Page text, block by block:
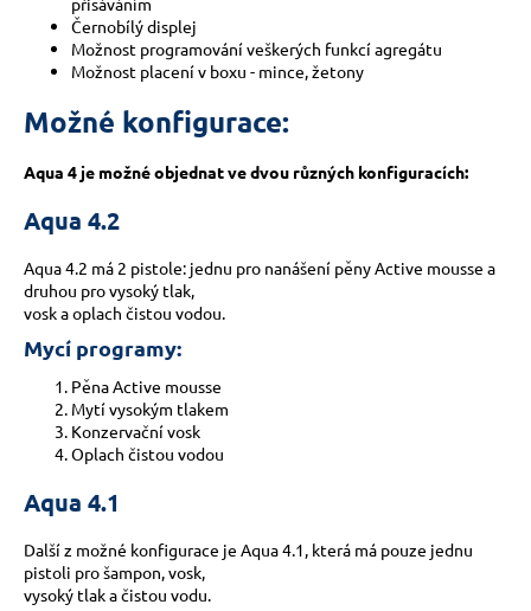
Černobílý displej
Možnost programování veškerých funkcí agregátu
Možnost placení v boxu - mince, žetony
Možné konfigurace:
Aqua 4 je možné objednat ve dvou různých konfiguracích:
Aqua 4.2
Aqua 4.2 má 2 pistole: jednu pro nanášení pěny Active mousse a
druhou pro vysoký tlak,
vosk a oplach čistou vodou.
Mycí programy:
Pěna Active mousse
Mytí vysokým tlakem
Konzervační vosk
Oplach čistou vodou
Aqua 4.1
Další z možné konfigurace je Aqua 4.1, která má pouze jednu
pistoli pro šampon, vosk,
vysoký tlak a čistou vodu.